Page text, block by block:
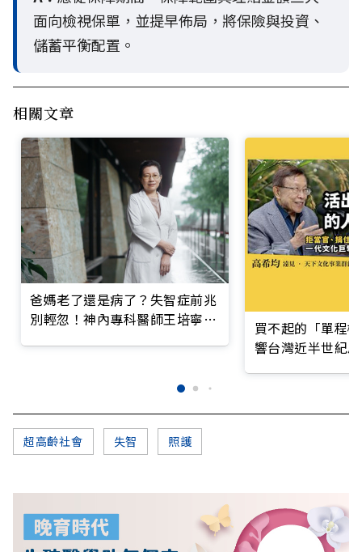
面向檢視保單，並提早佈局，將保險與投資、
儲蓄平衡配置。
相關文章
爸媽老了還是病了？失智症前兆
別輕忽！神內專科醫師王培寧呼
買不起的「單程
響台灣近半世紀
超高齡社會 失智 照護